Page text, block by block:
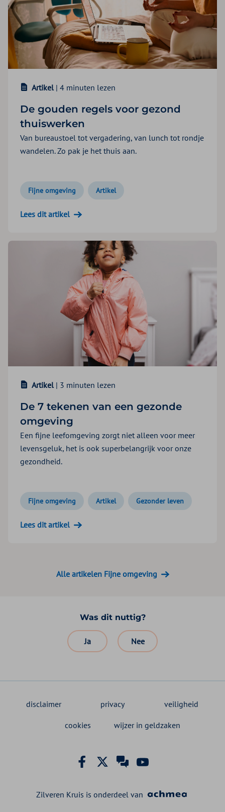
Artikel | 4 minuten lezen
De gouden regels voor gezond
thuiswerken
Van bureaustoel tot vergadering, van lunch tot rondje
wandelen. Zo pak je het thuis aan.
Fijne omgeving Artikel
Lees dit artikel
Artikel | 3 minuten lezen
De 7 tekenen van een gezonde
omgeving
Een fijne leefomgeving zorgt niet alleen voor meer
levensgeluk, het is ook superbelangrijk voor onze
gezondheid.
Fijne omgeving Artikel Gezonder leven
Lees dit artikel
Alle artikelen Fijne omgeving
Was dit nuttig?
Ja Nee
disclaimer privacy veiligheid
cookies wijzer in geldzaken
Facebook Zilveren Kruis
X Zilveren Kruis
Zilveren Kruis
YouTube
Zilveren Kruis is onderdeel van